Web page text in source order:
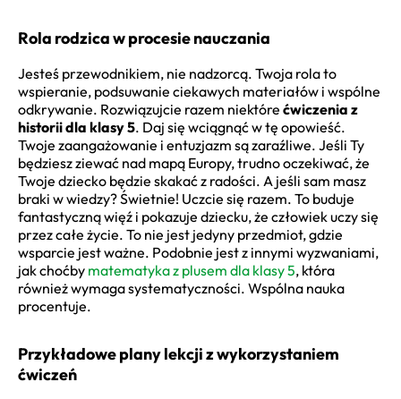
Rola rodzica w procesie nauczania
Jesteś przewodnikiem, nie nadzorcą. Twoja rola to
wspieranie, podsuwanie ciekawych materiałów i wspólne
odkrywanie. Rozwiązujcie razem niektóre ćwiczenia z
historii dla klasy 5. Daj się wciągnąć w tę opowieść.
Twoje zaangażowanie i entuzjazm są zaraźliwe. Jeśli Ty
będziesz ziewać nad mapą Europy, trudno oczekiwać, że
Twoje dziecko będzie skakać z radości. A jeśli sam masz
braki w wiedzy? Świetnie! Uczcie się razem. To buduje
fantastyczną więź i pokazuje dziecku, że człowiek uczy się
przez całe życie. To nie jest jedyny przedmiot, gdzie
wsparcie jest ważne. Podobnie jest z innymi wyzwaniami,
jak choćby matematyka z plusem dla klasy 5, która
również wymaga systematyczności. Wspólna nauka
procentuje.
Przykładowe plany lekcji z wykorzystaniem
ćwiczeń